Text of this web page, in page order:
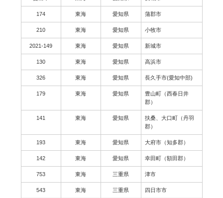
174 東海 愛知県 蒲郡市
210 東海 愛知県 小牧市
2021-149 東海 愛知県 新城市
130 東海 愛知県 高浜市
326 東海 愛知県 長久手市(愛知中部)
179 東海 愛知県
豊山町（西春日井
郡）
141 東海 愛知県
扶桑、大口町（丹羽
郡）
193 東海 愛知県 大府市（知多郡）
142 東海 愛知県 幸田町（額田郡）
753 東海 三重県 津市
543 東海 三重県 四日市市